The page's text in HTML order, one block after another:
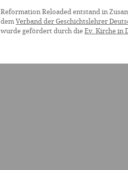
Reformation Reloaded entstand in
dem Verband der Geschichtslehrer
wurde gefördert durch die Ev. Kirche in